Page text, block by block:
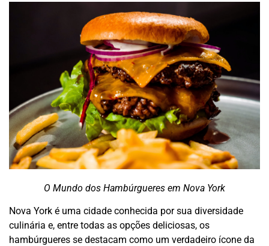
O Mundo dos Hambúrgueres em Nova York
Nova York é uma cidade conhecida por sua diversidade
culinária e, entre todas as opções deliciosas, os
hambúrgueres se destacam como um verdadeiro ícone da